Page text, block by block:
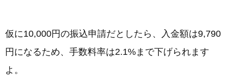
仮に10,000円の振込申請だとしたら、入金額は9,790
円になるため、手数料率は2.1%まで下げられます
よ。